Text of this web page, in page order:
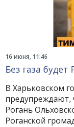
16 июня, 11:46
Без газа
В Харьковском
предупреждают,
Рогань
Роганской